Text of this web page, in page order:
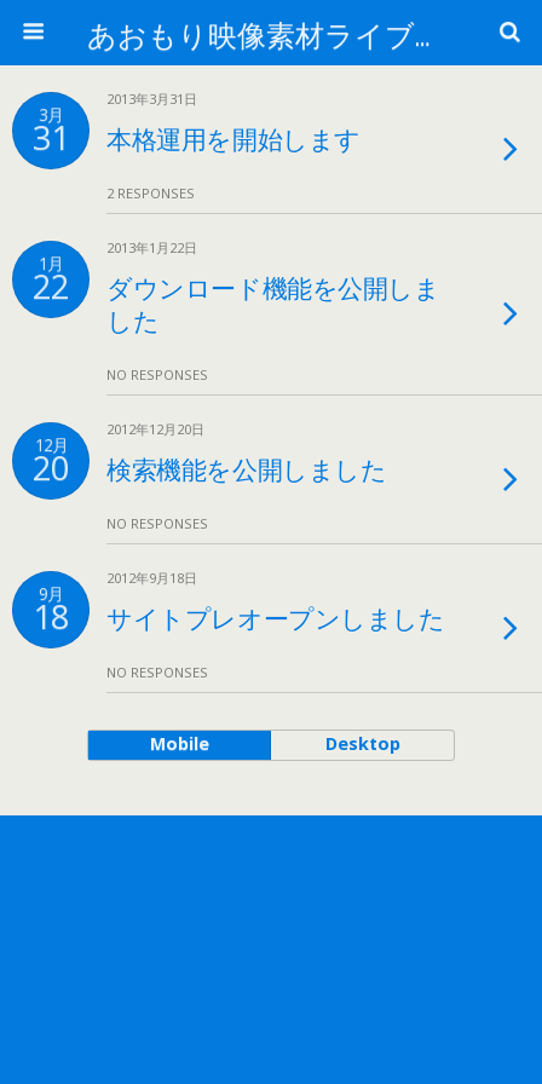
あおもり映像素材ライブラリー
3月
31
2013年3月31日
本格運用を開始します
2 RESPONSES
1月
22
2013年1月22日
ダウンロード機能を公開しま
した
NO RESPONSES
12月
20
2012年12月20日
検索機能を公開しました
NO RESPONSES
9月
18
2012年9月18日
サイトプレオープンしました
NO RESPONSES
Mobile Desktop